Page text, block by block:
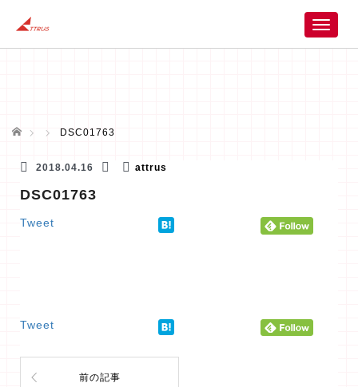
T
ホーム DSC01763
2018.04.16 attrus
DSC01763
Tweet
Tweet
前の記事